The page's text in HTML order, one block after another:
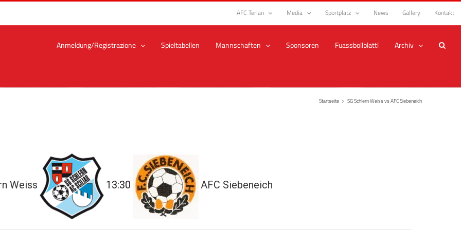
AFC Terlan Media Sportplatz News Gallery Kontakt
Anmeldung/Registrazione Spieltabellen Mannschaften Sponsoren Fuassbollblattl Archiv
Startseite > SG Schlern Weiss vs AFC Siebeneich
Weiss 13:30 AFC Siebeneich